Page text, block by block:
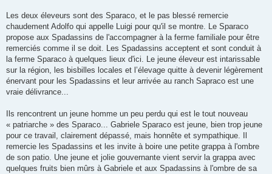
Les deux éleveurs sont des Sparaco, et le pas blessé remercie
chaudement Adolfo qui appelle Luigi pour qu'il se montre. Le Sparaco
propose aux Spadassins de l'accompagner à la ferme familiale pour être
remerciés comme il se doit. Les Spadassins acceptent et sont conduit à
la ferme Sparaco à quelques lieux d'ici. Le jeune éleveur est intarissable
sur la région, les bisbilles locales et l’élevage quitte à devenir légèrement
énervant pour les Spadassins et leur arrivée au ranch Sapraco est une
vraie délivrance...
Ils rencontrent un jeune homme un peu perdu qui est le tout nouveau
« patriarche » des Sparaco... Gabriele Sparaco est jeune, bien trop jeune
pour ce travail, clairement dépassé, mais honnête et sympathique. Il
remercie les Spadassins et les invite à boire une petite grappa à l'ombre
de son patio. Une jeune et jolie gouvernante vient servir la grappa avec
quelques fruits bien mûrs à Gabriele et aux Spadassins à l'ombre de sa